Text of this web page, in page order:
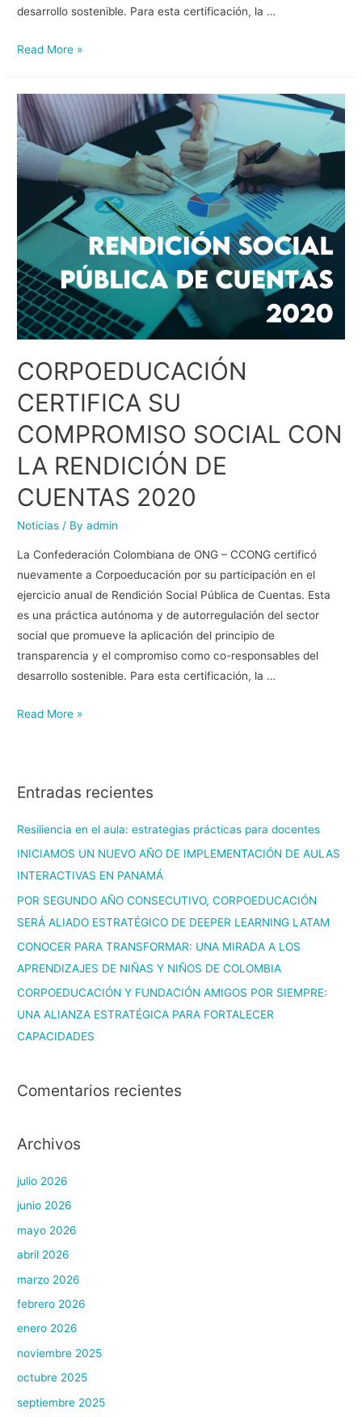
desarrollo sostenible. Para esta certificación, la …
Read More »
CORPOEDUCACIÓN
CERTIFICA SU
COMPROMISO SOCIAL CON
LA RENDICIÓN DE
CUENTAS 2020
Noticias / Byadmin
La Confederación Colombiana de ONG – CCONG certificó
nuevamente a Corpoeducación por su participación en el
ejercicio anual de Rendición Social Pública de Cuentas. Esta
es una práctica autónoma y de autorregulación del sector
social que promueve la aplicación del principio de
transparencia y el compromiso como co-responsables del
desarrollo sostenible. Para esta certificación, la …
Read More »
Entradas recientes
Resiliencia en el aula: estrategias prácticas para docentes
INICIAMOS UN NUEVO AÑO DE IMPLEMENTACIÓN DE AULAS
INTERACTIVAS EN PANAMÁ
POR SEGUNDO AÑO CONSECUTIVO, CORPOEDUCACIÓN
SERÁ ALIADO ESTRATÉGICO DE DEEPER LEARNING LATAM
CONOCER PARA TRANSFORMAR: UNA MIRADA A LOS
APRENDIZAJES DE NIÑAS Y NIÑOS DE COLOMBIA
CORPOEDUCACIÓN Y FUNDACIÓN AMIGOS POR SIEMPRE:
UNA ALIANZA ESTRATÉGICA PARA FORTALECER
CAPACIDADES
Comentarios recientes
Archivos
julio 2026
junio 2026
mayo 2026
abril 2026
marzo 2026
febrero 2026
enero 2026
noviembre 2025
octubre 2025
septiembre 2025